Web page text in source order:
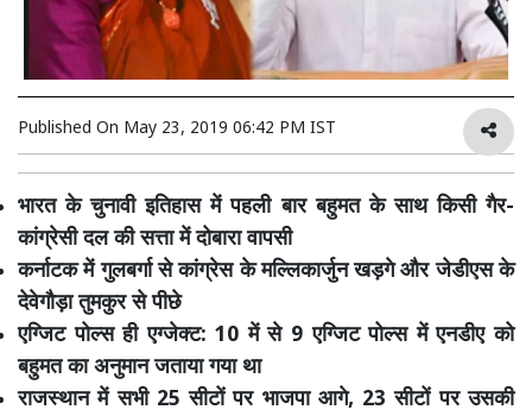
Published On May 23, 2019 06:42 PM IST
भारत के चुनावी इतिहास में पहली बार बहुमत के साथ किसी गैर-
कांग्रेसी दल की सत्ता में दोबारा वापसी
कर्नाटक में गुलबर्गा से कांग्रेस के मल्लिकार्जुन खड़गे और जेडीएस के
देवेगौड़ा तुमकुर से पीछे
एग्जिट पोल्स ही एग्जेक्ट: 10 में से 9 एग्जिट पोल्स में एनडीए को
बहुमत का अनुमान जताया गया था
राजस्थान में सभी 25 सीटों पर भाजपा आगे, 23 सीटों पर उसकी